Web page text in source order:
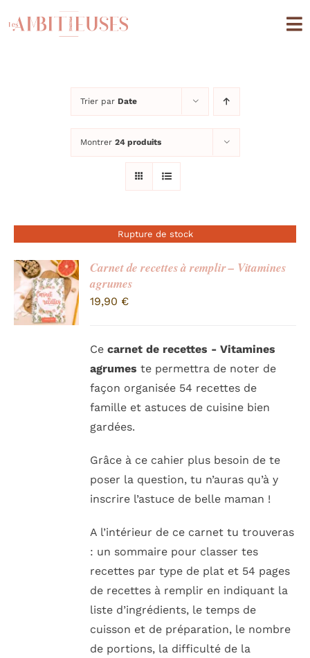
au
Univers quotidien
Univers cuisine
A propos
Mon compte
Panier
Trier par Date
Montrer 24 produits
Rupture de stock
Carnet de recettes à remplir – Vitamines
agrumes
19,90 €
Cecarnet de recettes - Vitamines
agrumes te permettra de noter de
façon organisée 54 recettes de
famille et astuces de cuisine bien
gardées.
Grâce à ce cahier plus besoin de te
poser la question, tu n’auras qu’à y
inscrire l’astuce de belle maman !
A l’intérieur de ce carnet tu trouveras
: un sommaire pour classer tes
recettes par type de plat et 54 pages
de recettes à remplir en indiquant la
liste d’ingrédients, le temps de
cuisson et de préparation, le nombre
de portions, la difficulté de la